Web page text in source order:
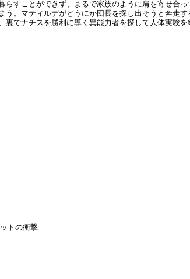
すことができず、まるで家族のように肩を寄せ合
。マティルデがどうにか団長を探し出そうと奔走
でナチスを勝利に導く異能力者を探して人体実験
トの衝撃